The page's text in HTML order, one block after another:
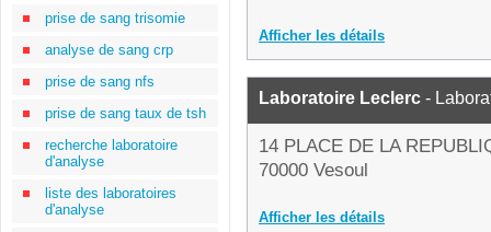
prise de sang trisomie
analyse de sang crp
prise de sang nfs
prise de sang taux de tsh
recherche laboratoire
d'analyse
liste des laboratoires
d'analyse
Afficher les détails
Laboratoire Leclerc -
14 PLACE DE LA
70000 Vesoul
Afficher les détails